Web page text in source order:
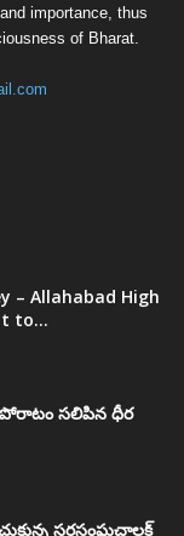
importance, thus
of Bharat.
– Allahabad High
to...
సలిపిన ధీర
సరసంఘచాలక్